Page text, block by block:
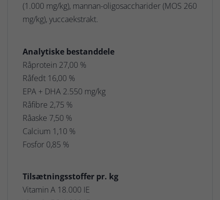
(1.000 mg/kg), mannan-oligosaccharider (MOS 260
mg/kg), yuccaekstrakt.
Analytiske bestanddele
Råprotein 27,00 %
Råfedt 16,00 %
EPA + DHA 2.550 mg/kg
Råfibre 2,75 %
Råaske 7,50 %
Calcium 1,10 %
Fosfor 0,85 %
Tilsætningsstoffer pr. kg
Vitamin A 18.000 IE